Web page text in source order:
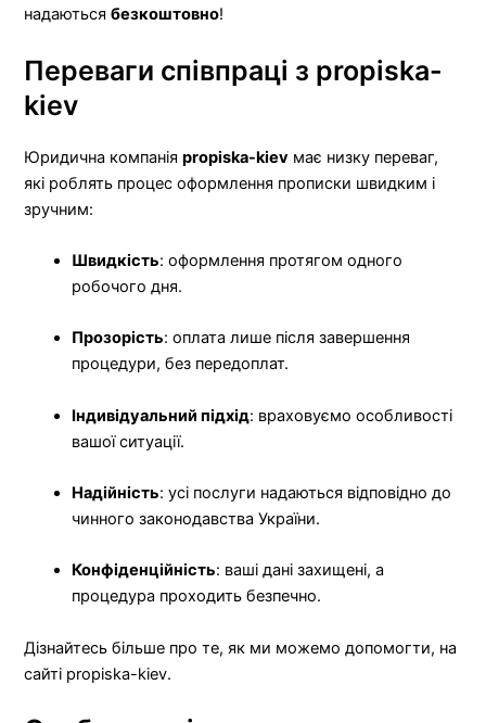
надаютьсябезкоштовно!
Переваги співпраці з propiska-
kiev
Юридична компаніяpropiska-kiev має низку переваг,
які роблять процес оформлення прописки швидким і
зручним:
Швидкість: оформлення протягом одного
робочого дня.
Прозорість: оплата лише після завершення
процедури, без передоплат.
Індивідуальний підхід: враховуємо особливості
вашої ситуації.
Надійність: усі послуги надаються відповідно до
чинного законодавства України.
Конфіденційність: ваші дані захищені, а
процедура проходить безпечно.
Дізнайтесь більше про те, як ми можемо допомогти, на
сайті propiska-kiev.